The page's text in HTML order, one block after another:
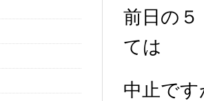
前日の
ては
中止で